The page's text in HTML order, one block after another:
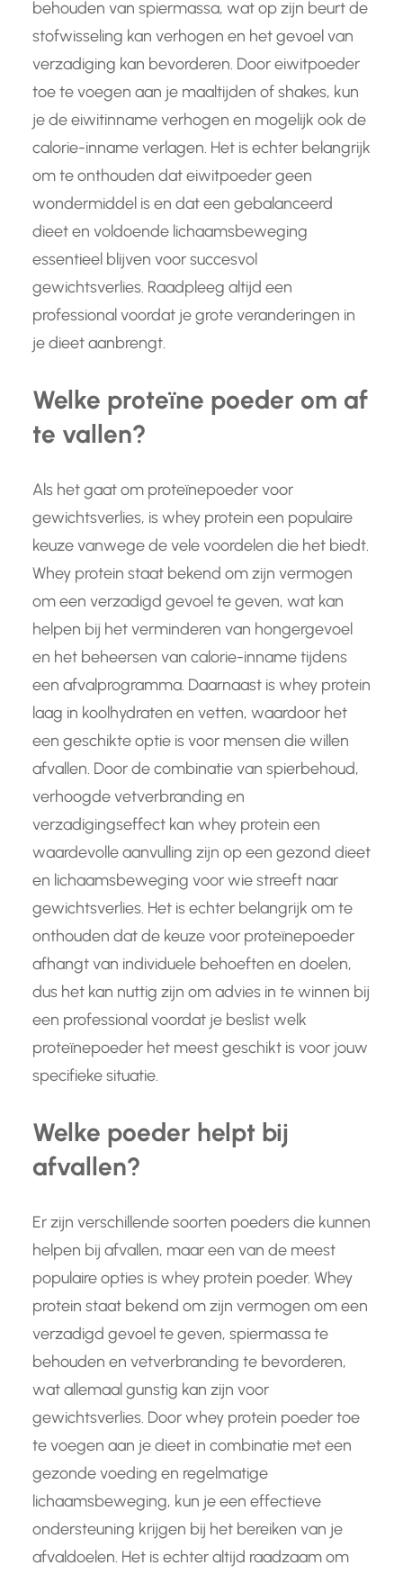
behouden van spiermassa, wat op zijn beurt de
stofwisseling kan verhogen en het gevoel van
verzadiging kan bevorderen. Door eiwitpoeder
toe te voegen aan je maaltijden of shakes, kun
je de eiwitinname verhogen en mogelijk ook de
calorie-inname verlagen. Het is echter belangrijk
om te onthouden dat eiwitpoeder geen
wondermiddel is en dat een gebalanceerd
dieet en voldoende lichaamsbeweging
essentieel blijven voor succesvol
gewichtsverlies. Raadpleeg altijd een
professional voordat je grote veranderingen in
je dieet aanbrengt.
Welke proteïne poeder om af
te vallen?
Als het gaat om proteïnepoeder voor
gewichtsverlies, is whey protein een populaire
keuze vanwege de vele voordelen die het biedt.
Whey protein staat bekend om zijn vermogen
om een verzadigd gevoel te geven, wat kan
helpen bij het verminderen van hongergevoel
en het beheersen van calorie-inname tijdens
een afvalprogramma. Daarnaast is whey protein
laag in koolhydraten en vetten, waardoor het
een geschikte optie is voor mensen die willen
afvallen. Door de combinatie van spierbehoud,
verhoogde vetverbranding en
verzadigingseffect kan whey protein een
waardevolle aanvulling zijn op een gezond dieet
en lichaamsbeweging voor wie streeft naar
gewichtsverlies. Het is echter belangrijk om te
onthouden dat de keuze voor proteïnepoeder
afhangt van individuele behoeften en doelen,
dus het kan nuttig zijn om advies in te winnen bij
een professional voordat je beslist welk
proteïnepoeder het meest geschikt is voor jouw
specifieke situatie.
Welke poeder helpt bij
afvallen?
Er zijn verschillende soorten poeders die kunnen
helpen bij afvallen, maar een van de meest
populaire opties is whey protein poeder. Whey
protein staat bekend om zijn vermogen om een
verzadigd gevoel te geven, spiermassa te
behouden en vetverbranding te bevorderen,
wat allemaal gunstig kan zijn voor
gewichtsverlies. Door whey protein poeder toe
te voegen aan je dieet in combinatie met een
gezonde voeding en regelmatige
lichaamsbeweging, kun je een effectieve
ondersteuning krijgen bij het bereiken van je
afvaldoelen. Het is echter altijd raadzaam om